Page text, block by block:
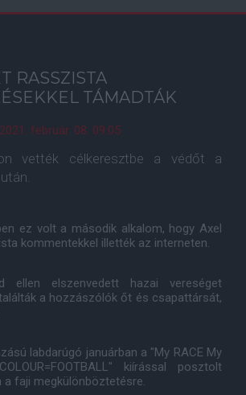
RASSZISTA
TÁMADTÁK
2021. február. 08. 09:05
vették célkeresztbe a védőt a
ez volt a második alkalom, hogy Axel
kommentekkel illették az interneten.
ellen elszenvedett hazai vereséget
a hozzászólók őt és csapattársát,
labdarúgó januárban a "My RACE My
kiírással posztolt
a faji megkülönböztetésre.